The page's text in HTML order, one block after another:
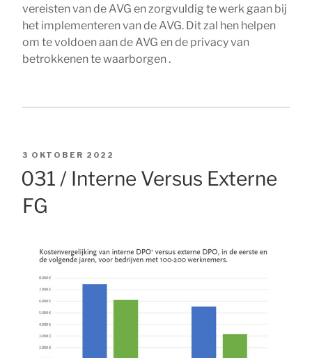
vereisten van de AVG en zorgvuldig te werk gaan bij
het implementeren van de AVG. Dit zal hen helpen
om te voldoen aan de AVG en de privacy van
betrokkenen te waarborgen .
GEPLAATST
OP
3 OKTOBER 2022
031 / Interne Versus Externe
FG